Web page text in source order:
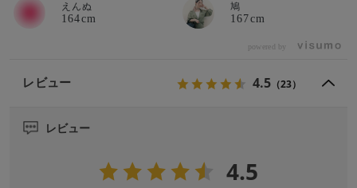
えんぬ
164cm
鳩
167cm
powered by
レビュー 4.5 （23）
レビュー
4.5